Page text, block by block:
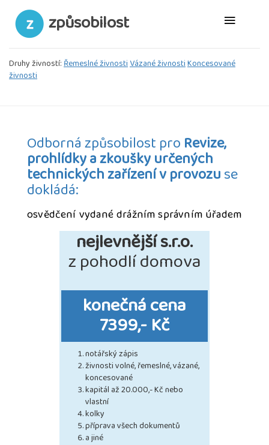
způsobilost
Druhy živností:Řemeslné živnostiVázané živnostiKoncesované
živnosti
Odborná způsobilost pro Revize,
prohlídky a zkoušky určených
technických zařízení v provozuse
dokládá:
osvědčení vydané drážním správním úřadem
nejlevnější s.r.o.
z pohodlí domova
konečná cena
7399,- Kč
notářský zápis
živnosti volné, řemeslné, vázané,
koncesované
kapitál až 20.000,- Kč nebo
vlastní
kolky
příprava všech dokumentů
a jiné